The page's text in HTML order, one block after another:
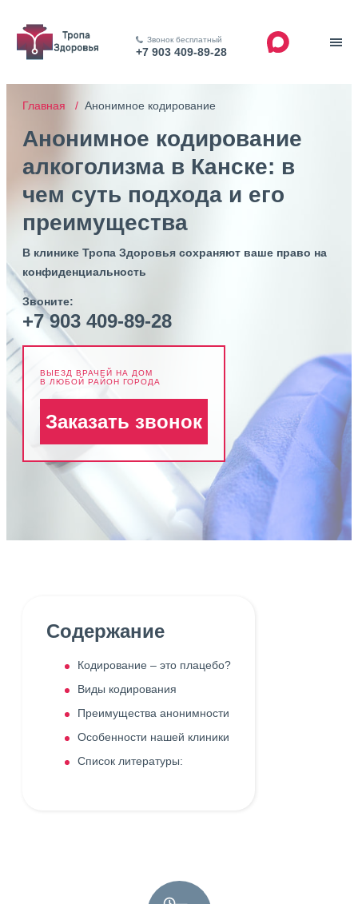
Звонок бесплатный
+7 903 409-89-28
Главная / Анонимное кодирование
Анонимное кодирование
алкоголизма в Канске: в
чем суть подхода и его
преимущества
В клинике Тропа Здоровья сохраняют ваше право на
конфиденциальность
Звоните:
+7 903 409-89-28
ВЫЕЗД ВРАЧЕЙ НА ДОМ
В ЛЮБОЙ РАЙОН ГОРОДА
Заказать звонок
Содержание
Кодирование – это плацебо?
Виды кодирования
Преимущества анонимности
Особенности нашей клиники
Список литературы: